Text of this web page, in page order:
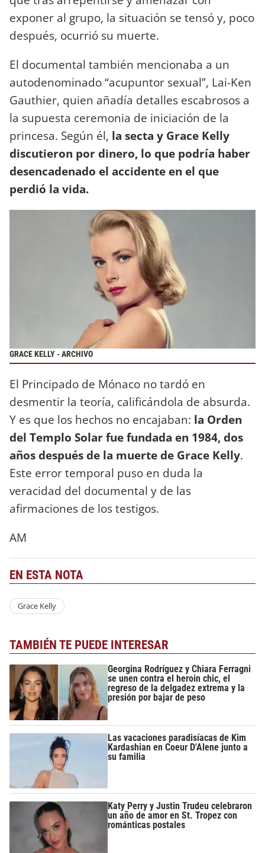
exponer al grupo, la situación se tensó y, poco
después, ocurrió su muerte.
El documental también mencionaba a un
autodenominado “acupuntor sexual”, Lai-Ken
Gauthier, quien añadía detalles escabrosos a
la supuesta ceremonia de iniciación de la
princesa. Según él, la secta y Grace Kelly
discutieron por dinero, lo que podría haber
desencadenado el accidente en el que
perdió la vida.
GRACE KELLY - ARCHIVO
El Principado de Mónaco no tardó en
desmentir la teoría, calificándola de absurda.
Y es que los hechos no encajaban: la Orden
del Templo Solar fue fundada en 1984, dos
años después de la muerte de Grace Kelly.
Este error temporal puso en duda la
veracidad del documental y de las
afirmaciones de los testigos.
AM
EN ESTA NOTA
Grace Kelly
TAMBIÉN TE PUEDE INTERESAR
Georgina Rodríguez y Chiara Ferragni
se unen contra el heroin chic, el
regreso de la delgadez extrema y la
presión por bajar de peso
Las vacaciones paradisíacas de Kim
Kardashian en Coeur D'Alene junto a
su familia
Katy Perry y Justin Trudeu celebraron
un año de amor en St. Tropez con
románticas postales